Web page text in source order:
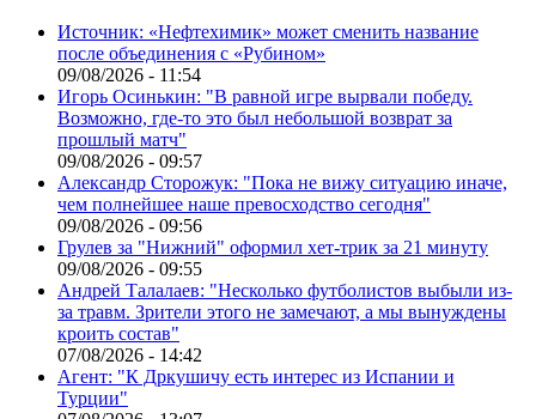
Источник: «Нефтехимик» может сменить название
после объединения с «Рубином»
09/08/2026 - 11:54
Игорь Осинькин: "В равной игре вырвали победу.
Возможно, где-то это был небольшой возврат за
прошлый матч"
09/08/2026 - 09:57
Александр Сторожук: "Пока не вижу ситуацию иначе,
чем полнейшее наше превосходство сегодня"
09/08/2026 - 09:56
Грулев за "Нижний" оформил хет-трик за 21 минуту
09/08/2026 - 09:55
Андрей Талалаев: "Несколько футболистов выбыли из-
за травм. Зрители этого не замечают, а мы вынуждены
кроить состав"
07/08/2026 - 14:42
Агент: "К Дркушичу есть интерес из Испании и
Турции"